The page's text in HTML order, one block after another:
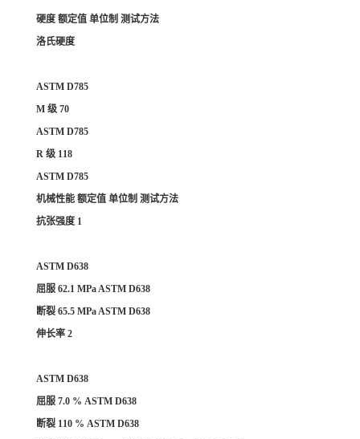
硬度 额定值 单位制 测试方法
洛氏硬度
ASTM D785
M 级 70
ASTM D785
R 级 118
ASTM D785
机械性能 额定值 单位制 测试方法
抗张强度 1
ASTM D638
屈服 62.1 MPa ASTM D638
断裂 65.5 MPa ASTM D638
伸长率 2
ASTM D638
屈服 7.0 % ASTM D638
断裂 110 % ASTM D638